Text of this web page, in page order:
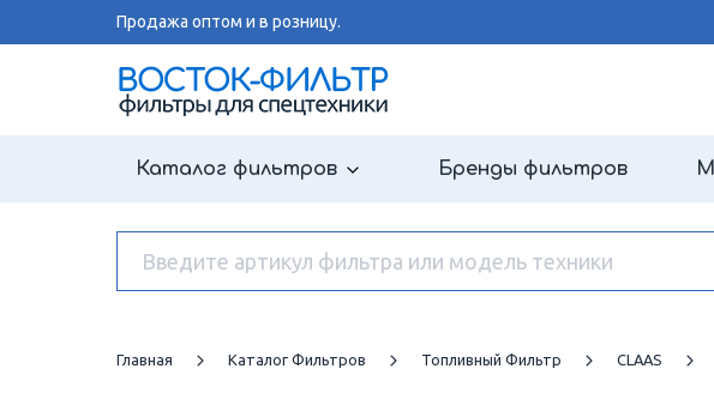
Продажа оптом и в розницу.
Каталог фильтров Бренды фильтров
Главная Каталог Фильтров Топливный Фильтр CLAAS